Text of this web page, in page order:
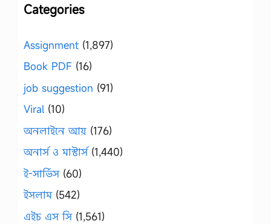
Categories
Assignment (1,897)
Book PDF (16)
job suggestion (91)
Viral (10)
অনলাইনে আয় (176)
অনার্স ও মাস্টার্স(1,440)
ই-সার্ভিস(60)
ইসলাম(542)
এইচ এস সি(1,561)